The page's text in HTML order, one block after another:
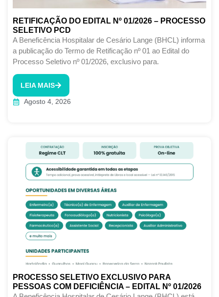
RETIFICAÇÃO DO EDITAL Nº 01/2026 – PROCESSO
SELETIVO PCD
A Beneficência Hospitalar de Cesário Lange (BHCL) informa
a publicação do Termo de Retificação nº 01 ao Edital do
Processo Seletivo nº 01/2026, exclusivo para.
LEIA MAIS
Agosto 4, 2026
PROCESSO SELETIVO EXCLUSIVO PARA
PESSOAS COM DEFICIÊNCIA – EDITAL Nº 01/2026